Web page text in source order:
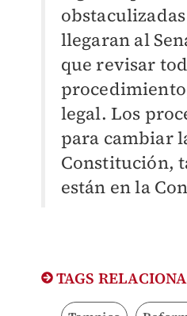
llegaran al
que revisar
legal. Los
para cambiar
Constitución,
están en la
TAGS